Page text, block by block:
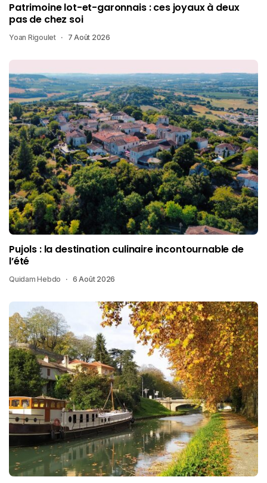
Patrimoine lot-et-garonnais : ces joyaux à deux
pas de chez soi
Yoan Rigoulet 7 Août 2026
Pujols : la destination culinaire incontournable de
l’été
Quidam Hebdo 6 Août 2026